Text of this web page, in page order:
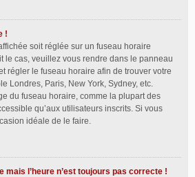
!
soit réglée sur un fuseau horaire
le cas, veuillez vous rendre dans le panneau
régler le fuseau horaire afin de trouver votre
Londres, Paris, New York, Sydney, etc.
du fuseau horaire, comme la plupart des
qu’aux utilisateurs inscrits. Si vous
idéale de le faire.
mais l’heure n’est toujours pas correcte !